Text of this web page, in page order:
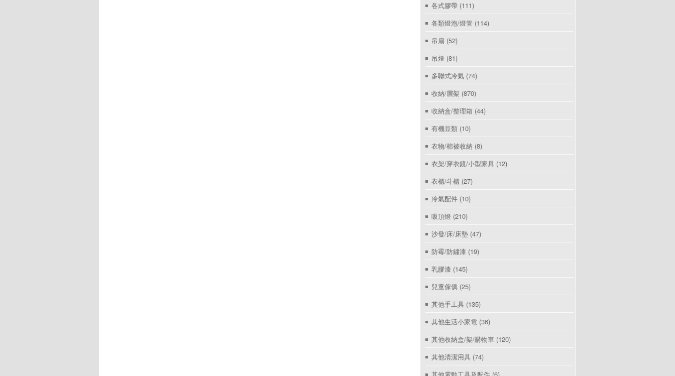
各式膠帶 (111)
各類燈泡/燈管 (114)
吊扇 (52)
吊燈 (81)
多聯式冷氣 (74)
收納/層架 (870)
收納盒/整理箱 (44)
有機豆類 (10)
衣物/棉被收納 (8)
衣架/穿衣鏡/小型家具 (12)
衣櫃/斗櫃 (27)
冷氣配件 (10)
吸頂燈 (210)
沙發/床/床墊 (47)
防霉/防鏽漆 (19)
乳膠漆 (145)
兒童傢俱 (25)
其他手工具 (135)
其他生活小家電 (36)
其他收納盒/架/購物車 (120)
其他清潔用具 (74)